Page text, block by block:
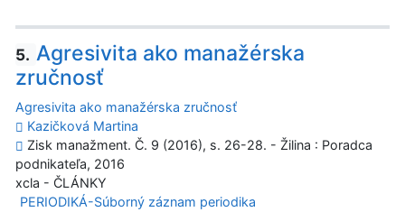
5. Agresivita ako manažérska
zručnosť
Agresivita ako manažérska zručnosť
Kazičková Martina
Zisk manažment. Č. 9 (2016), s. 26-28. - Žilina : Poradca
podnikateľa, 2016
xcla - ČLÁNKY
PERIODIKÁ-Súborný záznam periodika